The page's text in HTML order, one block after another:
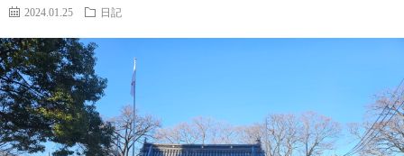
介
会
2024.01.25 日記